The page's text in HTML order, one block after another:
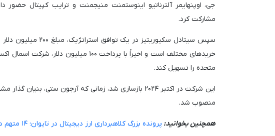
جی، اوپنهایمر آلترناتیو اینوستمنت منیجمنت و ترایب کپیتال
مشارکت کرد.
سپس سیتادل
خریدهای مختلف است و اخیراً با پرداخت
متحده را تسهیل کند.
این شرکت در اکتبر ۲۰۲۴ بازسازی شد، زمانی که آرجون
منصوب شد.
همچنین بخوانید: پرونده بزرگ کلاهبرداری ارز دیجیتال در تایوان؛ ۱۴ متهم در صرافی بیت شاین